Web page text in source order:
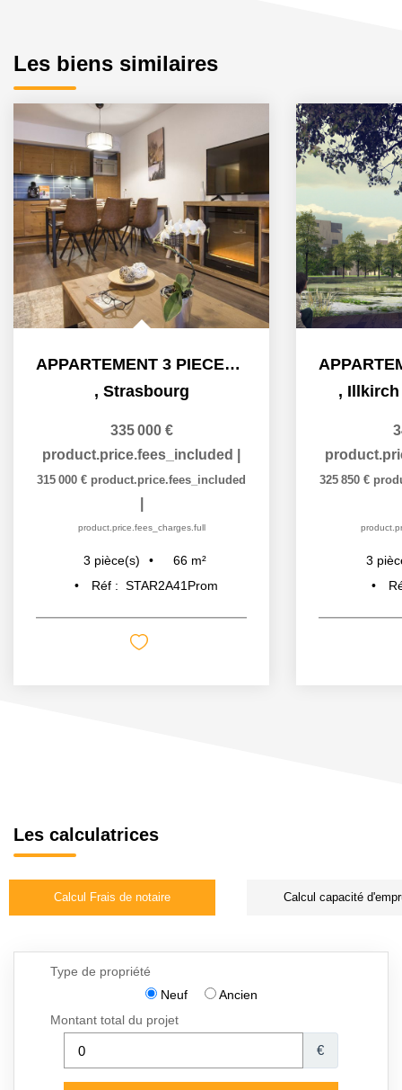
Les biens similaires
APPARTEMENT 3 PIECES - PROGRAMME QUARTIER DU DANUBE A...
, Strasbourg
335 000 €
product.price.fees_included
315 000 € product.price.fees_included
product.price.fees_charges.full
3 pièce(s) 66 m²
Réf : STAR2A41Prom
, Illkirch
325 850 €
3
Les calculatrices
Calcul Frais de notaire Calcul capacité